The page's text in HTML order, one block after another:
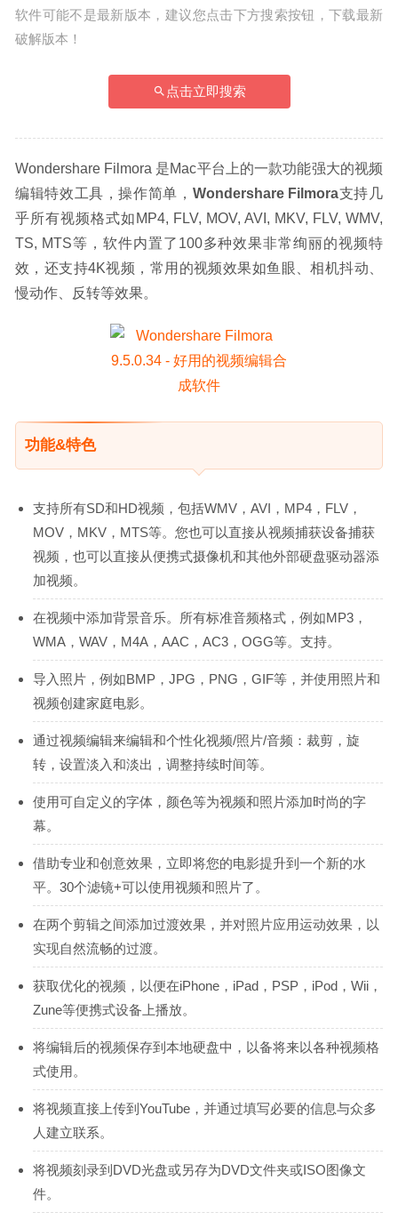
软件可能不是最新版本，建议您点击下方搜索按钮，下载最新
破解版本！
点击立即搜索
Wondershare Filmora 是Mac平台上的一款功能强大的视频
编辑特效工具，操作简单， Wondershare Filmora支持几
乎所有视频格式如MP4, FLV, MOV, AVI, MKV, FLV, WMV,
TS, MTS等，软件内置了100多种效果非常绚丽的视频特
效，还支持4K视频，常用的视频效果如鱼眼、相机抖动、
慢动作、反转等效果。
功能&特色
支持所有SD和HD视频，包括WMV，AVI，MP4，FLV，
MOV，MKV，MTS等。您也可以直接从视频捕获设备捕获
视频，也可以直接从便携式摄像机和其他外部硬盘驱动器添
加视频。
在视频中添加背景音乐。所有标准音频格式，例如MP3，
WMA，WAV，M4A，AAC，AC3，OGG等。支持。
导入照片，例如BMP，JPG，PNG，GIF等，并使用照片和
视频创建家庭电影。
通过视频编辑来编辑和个性化视频/照片/音频：裁剪，旋
转，设置淡入和淡出，调整持续时间等。
使用可自定义的字体，颜色等为视频和照片添加时尚的字
幕。
借助专业和创意效果，立即将您的电影提升到一个新的水
平。30个滤镜+可以使用视频和照片了。
在两个剪辑之间添加过渡效果，并对照片应用运动效果，以
实现自然流畅的过渡。
获取优化的视频，以便在iPhone，iPad，PSP，iPod，Wii，
Zune等便携式设备上播放。
将编辑后的视频保存到本地硬盘中，以备将来以各种视频格
式使用。
将视频直接上传到YouTube，并通过填写必要的信息与众多
人建立联系。
将视频刻录到DVD光盘或另存为DVD文件夹或ISO图像文
件。